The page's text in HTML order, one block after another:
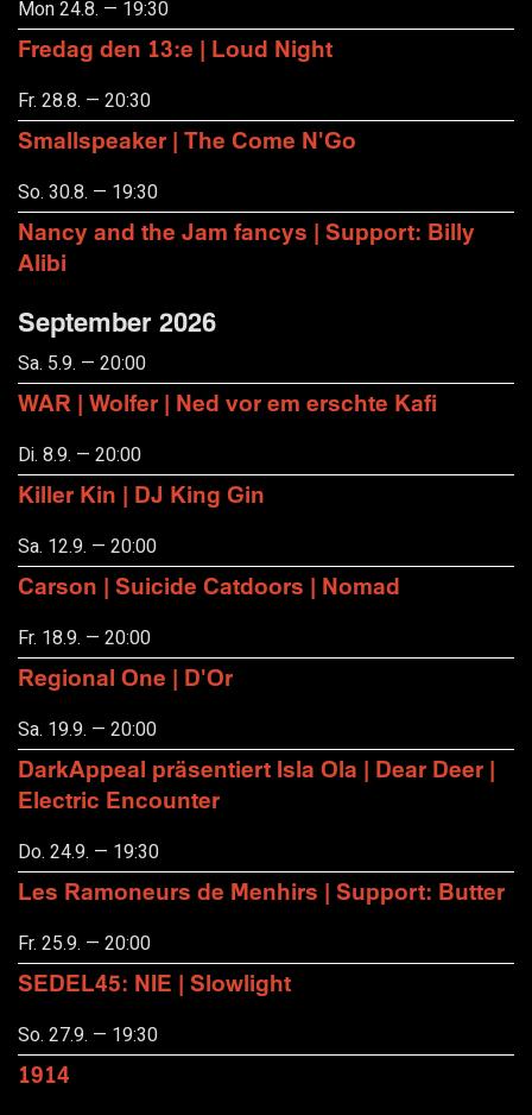
Mon 24.8. — 19:30
Fredag den 13:e | Loud Night
Fr. 28.8. — 20:30
Smallspeaker | The Come N'Go
So. 30.8. — 19:30
Nancy and the Jam fancys | Support: Billy
Alibi
September 2026
Sa. 5.9. — 20:00
WAR | Wolfer | Ned vor em erschte Kafi
Di. 8.9. — 20:00
Killer Kin | DJ King Gin
Sa. 12.9. — 20:00
Carson | Suicide Catdoors | Nomad
Fr. 18.9. — 20:00
Regional One | D'Or
Sa. 19.9. — 20:00
DarkAppeal präsentiert Isla Ola | Dear Deer |
Electric Encounter
Do. 24.9. — 19:30
Les Ramoneurs de Menhirs | Support: Butter
Fr. 25.9. — 20:00
SEDEL45: NIE | Slowlight
So. 27.9. — 19:30
1914